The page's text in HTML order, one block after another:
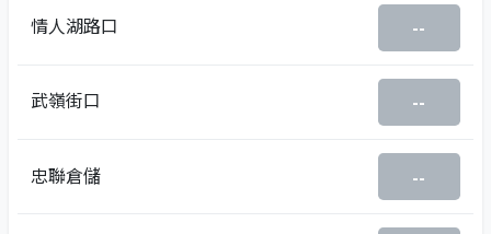
情人湖路口 --
武嶺街口 --
忠聯倉儲 --